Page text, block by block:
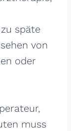
späte
von
oder
muss